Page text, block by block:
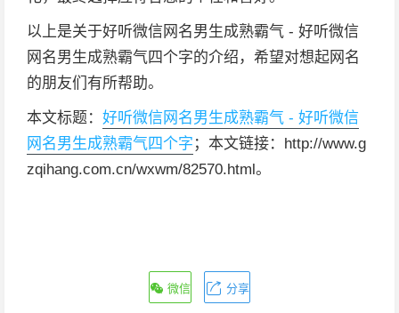
以上是关于好听微信网名男生成熟霸气 - 好听微信
网名男生成熟霸气四个字的介绍，希望对想起网名
的朋友们有所帮助。
本文标题： 好听微信网名男生成熟霸气 - 好听微信
网名男生成熟霸气四个字 ；本文链接：http://www.g
zqihang.com.cn/wxwm/82570.html。
微信 分享